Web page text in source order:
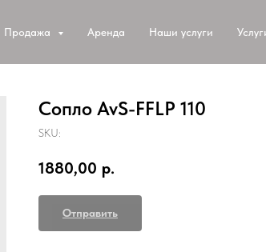
Продажа Аренда Наши услуги
Сопло AvS-FFLP 110
SKU:
1880,00 р.
Отправить